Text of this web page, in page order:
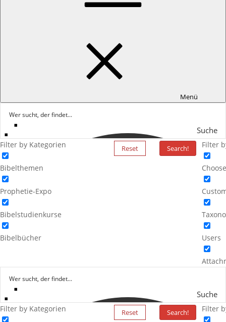
Menü
Suche
Filter by Kategorien
Bibelthemen
Prophetie-Expo
Bibelstudienkurse
Bibelbücher
Reset Search! Filter
Users
Suche
Filter by Kategorien Reset Search! Filter